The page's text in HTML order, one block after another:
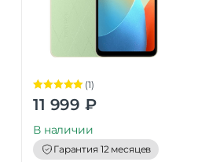
Оценка5.00
(1)
11 999 ₽
В наличии
Гарантия 12 месяцев